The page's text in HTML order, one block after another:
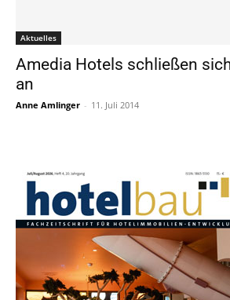
Aktuelles
Amedia Hotels schließen
an
Anne Amlinger - 11. Juli 2014